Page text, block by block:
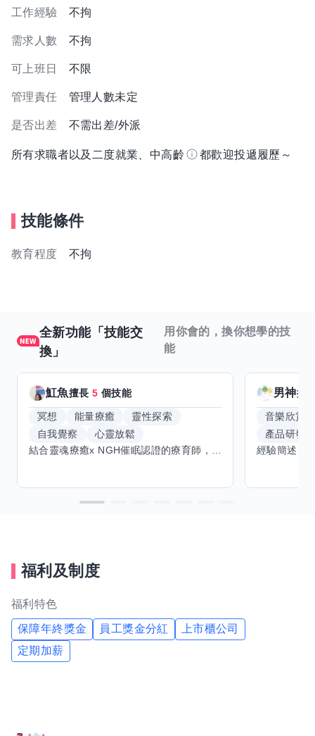
工作經驗 不拘
需求人數 不拘
可上班日 不限
管理責任 管理人數未定
是否出差 不需出差/外派
所有求職者以及二度就業、中高齡 都歡迎投遞履歷～
技能條件
教育程度 不拘
全新功能「技能交
換」
用你會的，換你想學的技
能
魟魚擅長5 個技能
冥想 能量療癒
靈性探索
自我覺察
心靈放鬆
男神擅
音樂欣賞
產品研發
福利及制度
福利特色
保障年終獎金 員工獎金分紅
上市櫃公司
定期加薪